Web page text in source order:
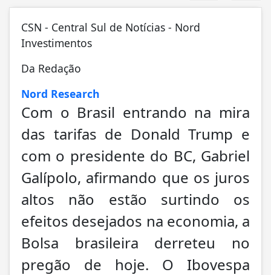
CSN - Central Sul de Notícias - Nord
Investimentos
Da Redação
Nord Research
Com o Brasil entrando na mira
das tarifas de Donald Trump e
com o presidente do BC, Gabriel
Galípolo, afirmando que os juros
altos não estão surtindo os
efeitos desejados na economia, a
Bolsa brasileira derreteu no
pregão de hoje. O Ibovespa